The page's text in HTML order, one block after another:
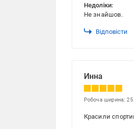
Недоліки:
Не знайшов.
Відповісти
Инна
Робоча ширина: 25
Красили